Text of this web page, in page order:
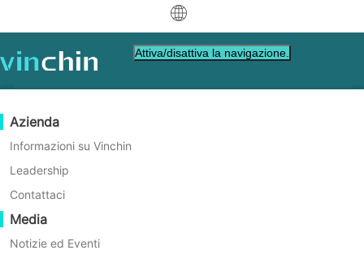
中文
Protezione dei Dati
Backup & Recovery
Replicazione in tempo reale
Protezione Continua dei Dati
Copia fuori sede
Archiviazione
Virtuale
VMware
Hyper-V
Proxmox
XCP-ng
oVirt
Risorse di supporto
Base di conoscenza
Video su come fare
Centro di assistenza
Eventi in diretta
Webinars
Guida all'acquisto
Impara come acquistare
Politica di licenza
Domande frequenti
Contatto
Richiedi un preventivo
Diventa un Partner
Programma Partner
Diventa un Partner
Trova un partner
Trova un partner locale
Già un partner
Azienda
Informazioni su Vinchin
Leadership
Contattaci
Media
Notizie ed Eventi
Attiva/disattiva la navigazione.
Protezione continua dei dati
del server robusta con
Vinchin Backup & Recovery